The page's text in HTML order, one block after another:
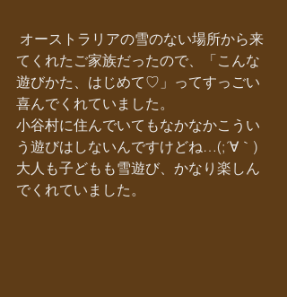
てくれたご家族だったので、「こんな
遊びかた、はじめて♡」ってすっごい
喜んでくれていました。
小谷村に住んでいてもなかなかこうい
う遊びはしないんですけどね…(;´∀｀)
大人も子どもも雪遊び、かなり楽しん
でくれていました。